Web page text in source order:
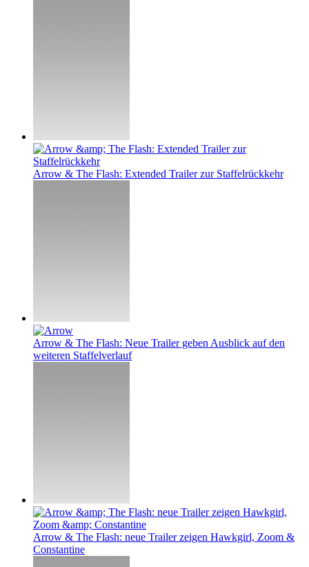
Arrow & The Flash: Extended Trailer zur Staffelrückkehr
Arrow & The Flash: Neue Trailer geben Ausblick auf den
weiteren Staffelverlauf
Arrow & The Flash: neue Trailer zeigen Hawkgirl, Zoom &
Constantine